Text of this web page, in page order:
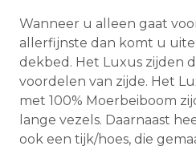
Wanneer u alleen gaat
allerfijnste dan komt u
dekbed. Het Luxus zijden
voordelen van zijde. Het
met 100% Moerbeiboom
lange vezels. Daarnaast
ook een tijk/hoes, die